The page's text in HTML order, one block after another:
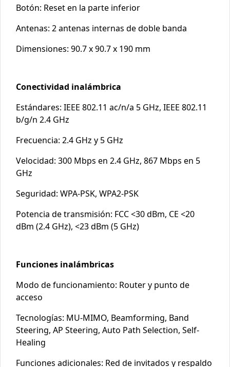
Botón: Reset en la parte inferior
Antenas: 2 antenas internas de doble banda
Dimensiones: 90.7 x 90.7 x 190 mm
Conectividad inalámbrica
Estándares: IEEE 802.11 ac/n/a 5 GHz, IEEE 802.11
b/g/n 2.4 GHz
Frecuencia: 2.4 GHz y 5 GHz
Velocidad: 300 Mbps en 2.4 GHz, 867 Mbps en 5
GHz
Seguridad: WPA-PSK, WPA2-PSK
Potencia de transmisión: FCC <30 dBm, CE <20
dBm (2.4 GHz), <23 dBm (5 GHz)
Funciones inalámbricas
Modo de funcionamiento: Router y punto de
acceso
Tecnologías: MU-MIMO, Beamforming, Band
Steering, AP Steering, Auto Path Selection, Self-
Healing
Funciones adicionales: Red de invitados y respaldo